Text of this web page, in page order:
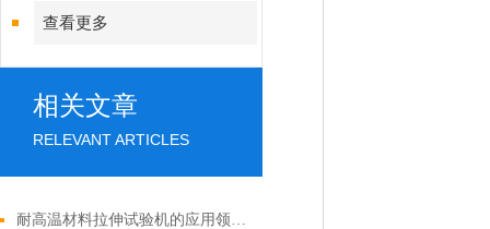
查看更多
相关文章
RELEVANT ARTICLES
耐高温材料拉伸试验机的应用领域有哪些？